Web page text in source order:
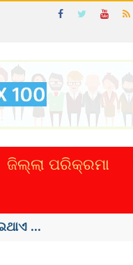
ଜିଲ୍ଲା ପରିକ୍ରମା
...